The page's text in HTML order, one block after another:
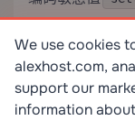
pip install
We use cookies
alexhost.com,
support our
information